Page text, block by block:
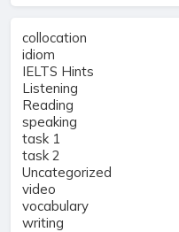
collocation
idiom
IELTS Hints
Listening
Reading
speaking
task 1
task 2
Uncategorized
video
vocabulary
writing